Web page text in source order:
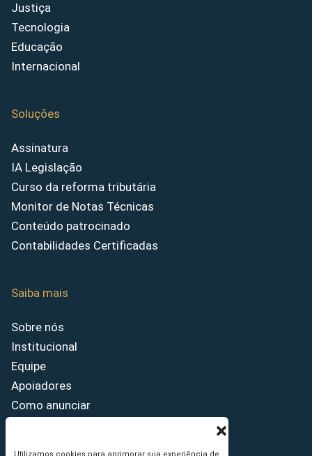
Justiça
Tecnologia
Educação
Internacional
Soluções
Assinatura
IA Legislação
Curso da reforma tributária
Monitor de Notas Técnicas
Conteúdo patrocinado
Contabilidades Certificadas
Saiba mais
Sobre nós
Institucional
Equipe
Apoiadores
Como anunciar